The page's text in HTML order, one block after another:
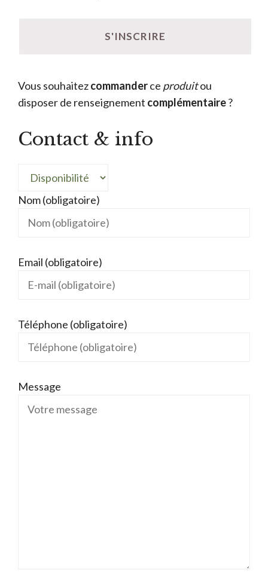
Vous souhaitezcommanderce produitou
disposer de renseignement complémentaire?
Contact & info
Nom (obligatoire)
Email (obligatoire)
Téléphone (obligatoire)
Message